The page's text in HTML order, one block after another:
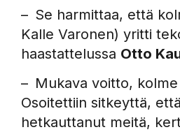
– Se harmittaa, että
Kalle Varonen) yritti
haastattelussa Otto
– Mukava voitto,
Osoitettiin sitkeyttä,
hetkauttanut meitä,